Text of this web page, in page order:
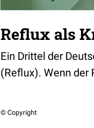
Reflux als
Ein Drittel der
(Reflux). Wenn der
© Copyright